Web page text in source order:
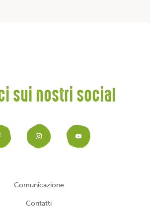
sui nostri social
Instagram
Comunicazione
Contatti